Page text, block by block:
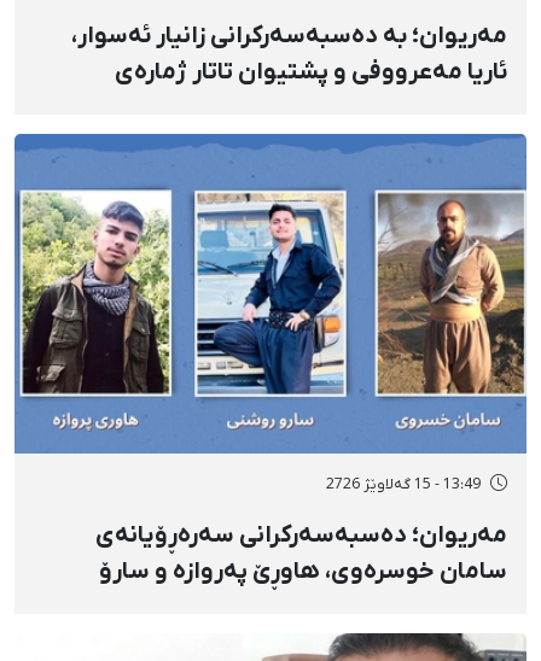
مەریوان؛ بە دەسبەسەرکرانی زانیار ئەسوار،
ئاریا مەعرووفی و پشتیوان تاتار ژمارەی
بۆ شەش کەس زیادی کرد
13:49 - 15 گەلاوێژ 2726
مەریوان؛ دەسبەسەرکرانی سەرەڕۆیانەی
سامان خوسرەوی، هاوڕێ پەروازە و سارۆ
گواستنەوەیان بۆ شوێنێکی نادیار